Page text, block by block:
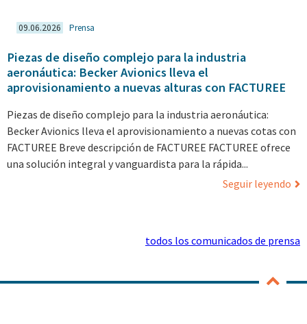
09.06.2026 Prensa
Piezas de diseño complejo para la industria
aeronáutica: Becker Avionics lleva el
aprovisionamiento a nuevas alturas con FACTUREE
Piezas de diseño complejo para la industria aeronáutica:
Becker Avionics lleva el aprovisionamiento a nuevas cotas con
FACTUREE Breve descripción de FACTUREE FACTUREE ofrece
una solución integral y vanguardista para la rápida...
Seguir leyendo
todos los comunicados de prensa